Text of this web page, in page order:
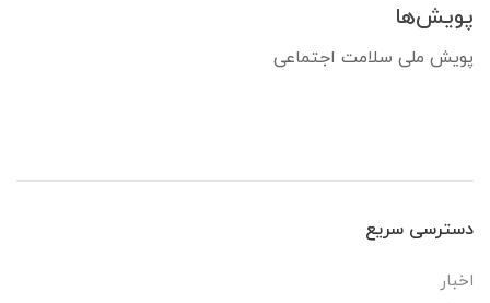
پویش‌ها
پویش ملی سلامت اجتماعی
دسترسی سریع
اخبار